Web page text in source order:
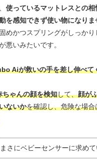
使っているマットレスとの相
を感知できず使い物になりま
めかつスプリングがしっか
悪いみたいです。
Aiが救いの手を差し伸べて
ちゃんの顔を検知して、顔が
ないかを確認し、危険な場合
まさにベビーセンサーに求めて